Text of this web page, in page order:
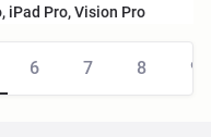
iPad Pro, Vision Pro
6 7 8 9